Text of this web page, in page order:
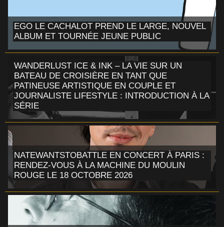
EGO LE CACHALOT PREND LE LARGE, NOUVEL
ALBUM ET TOURNÉE JEUNE PUBLIC
WANDERLUST ICE & INK – LA VIE SUR UN
BATEAU DE CROISIÈRE EN TANT QUE
PATINEUSE ARTISTIQUE EN COUPLE ET
JOURNALISTE LIFESTYLE : INTRODUCTION À LA
SÉRIE
NATEWANTSTOBATTLE EN CONCERT À PARIS :
RENDEZ-VOUS À LA MACHINE DU MOULIN
ROUGE LE 18 OCTOBRE 2026